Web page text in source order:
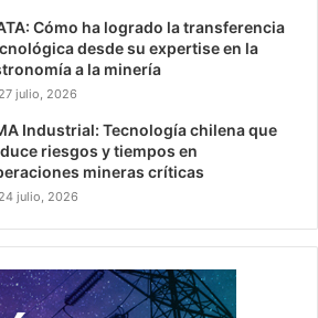
Cómo ha logrado la transferencia
desde su expertise en la
a la minería
27 julio, 2026
Industrial: Tecnología chilena que
riesgos y tiempos en
mineras críticas
24 julio, 2026